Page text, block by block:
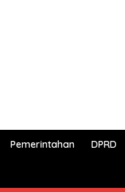
Pemerintahan DPRD